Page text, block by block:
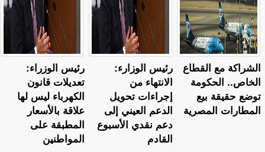
رئيس الوزراء:
تعديلات قانون
الكهرباء ليس لها
علاقة بالأسعار
المطبقة على
المواطنين
رئيس الوزارء:
الانتهاء من
إجراءات تحويل
الدعم العيني إلى
دعم نقدي الأسبوع
القادم
الشراكة مع القطاع
الخاص.. الحكومة
توضع حقيقة بيع
المطارات المصرية